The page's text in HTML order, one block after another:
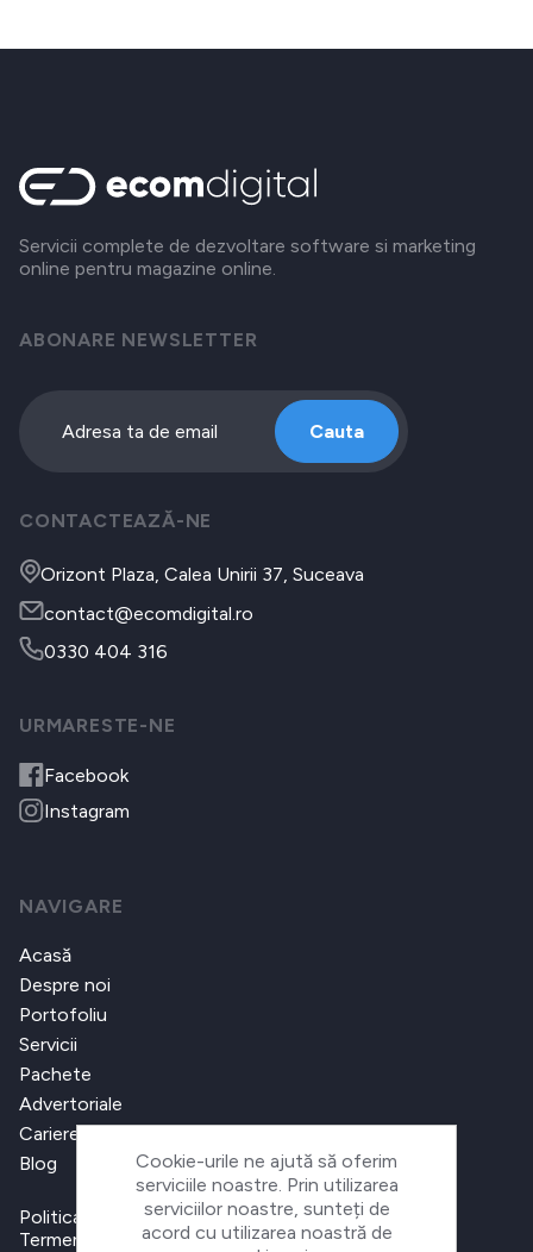
Servicii complete de dezvoltare software si marketing
online pentru magazine online.
ABONARE NEWSLETTER
Cauta
CONTACTEAZĂ-NE
Orizont Plaza, Calea Unirii 37, Suceava
contact@ecomdigital.ro
0330 404 316
URMARESTE-NE
Facebook
Instagram
NAVIGARE
Acasă
Despre noi
Portofoliu
Servicii
Pachete
Advertoriale
Cariere
Blog
Politica de confidențialitate
Termeni și condiții
Cookie-urile ne ajută să oferim
serviciile noastre. Prin utilizarea
serviciilor noastre, sunteți de
acord cu utilizarea noastră de